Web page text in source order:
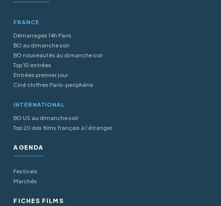
FRANCE
Démarrages 14h Paris
BO au dimanche soir
BO nouveautés au dimanche soir
Top 10 entrées
Entrées premier jour
Ciné chiffres Paris-periphérie
INTERNATIONAL
BO US au dimanche soir
Top 20 des films français à l’étranger
AGENDA
Festivals
Marchés
FICHES FILMS